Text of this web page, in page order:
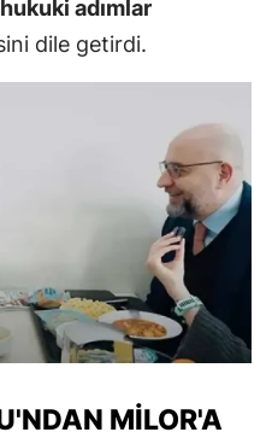
hukuki adımlar
dile getirdi.
MILOR'A